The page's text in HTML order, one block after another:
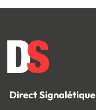
Direct Signalétique